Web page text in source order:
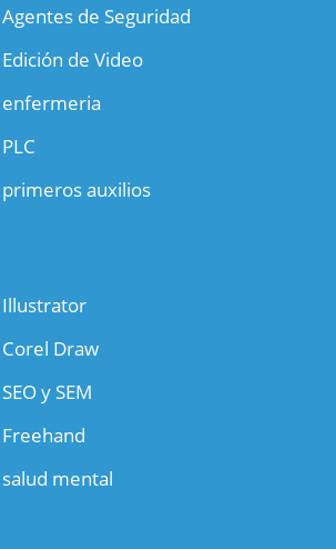
de Seguridad
de Video
enfermeria
auxilios
Illustrator
Draw
y SEM
mental